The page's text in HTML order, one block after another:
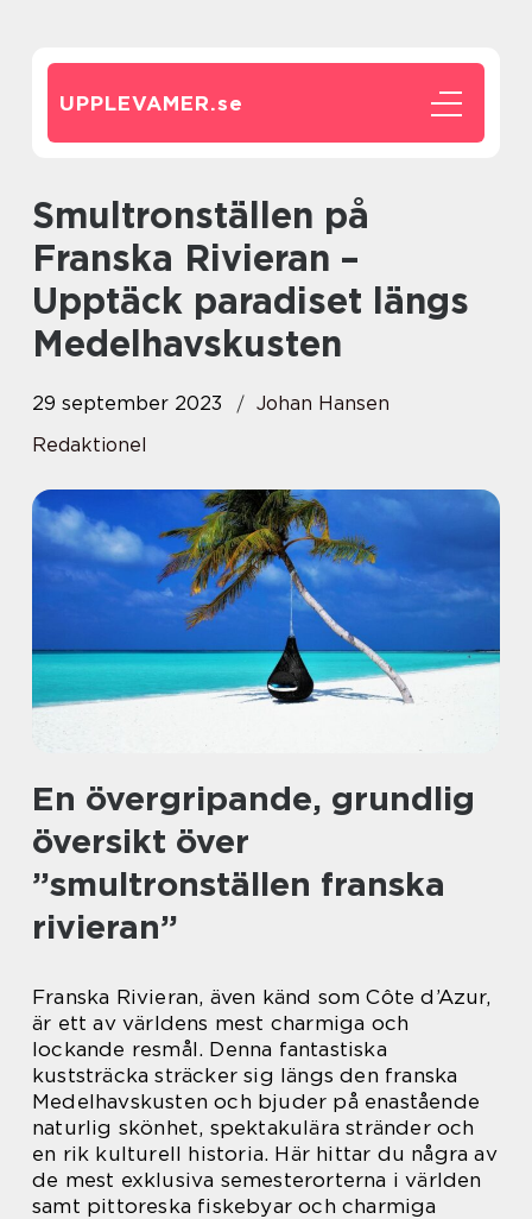
UPPLEVAMER.se
Smultronställen på
Franska Rivieran –
Upptäck paradiset längs
Medelhavskusten
29 september 2023
Johan Hansen
Redaktionel
En övergripande, grundlig
översikt över
”smultronställen franska
rivieran”
Franska Rivieran, även känd som Côte d’Azur,
är ett av världens mest charmiga och
lockande resmål. Denna fantastiska
kuststräcka sträcker sig längs den franska
Medelhavskusten och bjuder på enastående
naturlig skönhet, spektakulära stränder och
en rik kulturell historia. Här hittar du några av
de mest exklusiva semesterorterna i världen
samt pittoreska fiskebyar och charmiga